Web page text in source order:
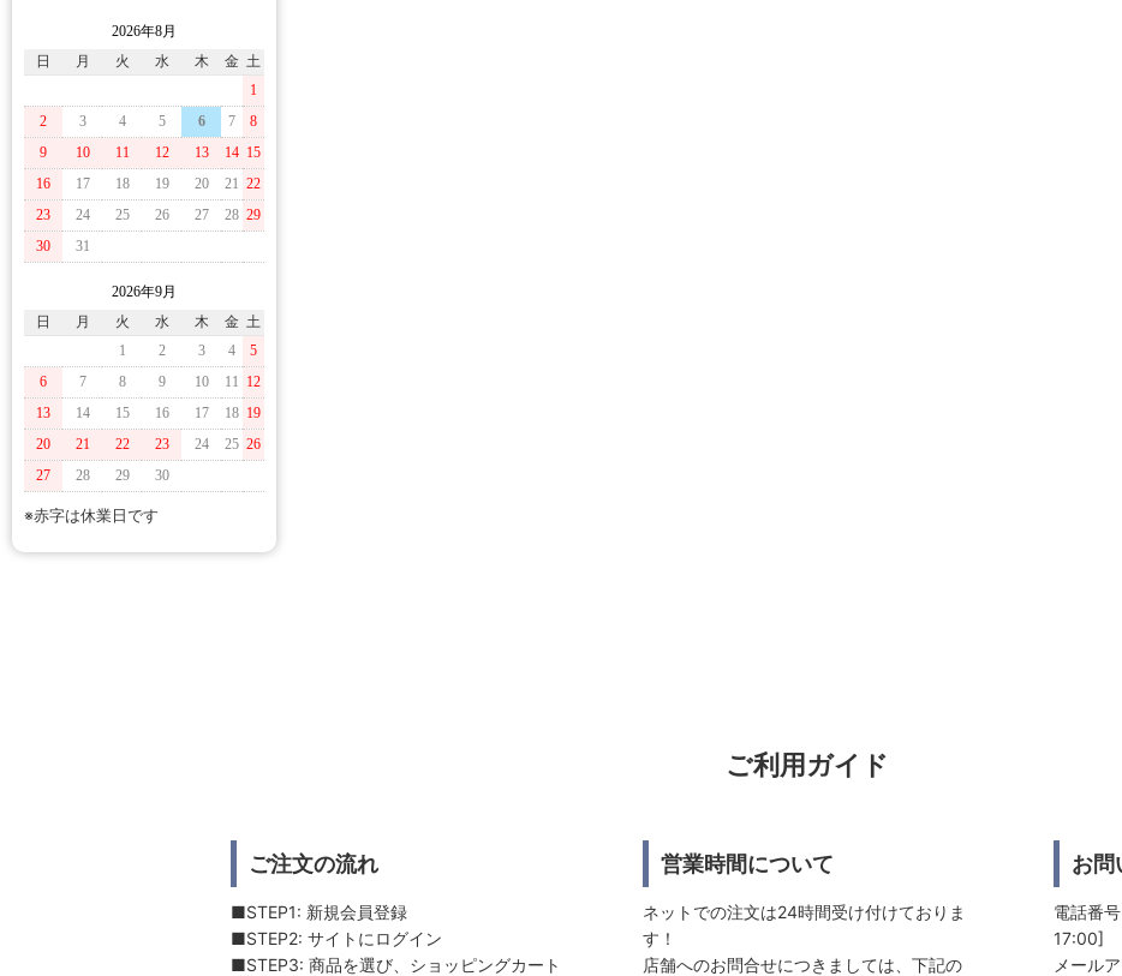
2026年8月
日
月 火 水 木 金 土
1
2
3 4 5 6 7
8
9
10 11 12 13 14 15
16
17 18 19 20 21 22
23
24 25 26 27 28 29
30
31
2026年9月
日
月 火 水 木 金 土
1
2 3 4
5
6
7 8 9 10 11 12
13
14 15 16 17 18 19
20
21 22 23 24 25 26
27
28 29 30
※赤字は休業日です
ご利用ガイド
ご注文の流れ
■STEP1: 新規会員登録
■STEP2: サイトにログイン
■STEP3: 商品を選び、ショッピングカート
営業時間について
ネットでの注文は24時間受け付けておりま
す！
店舗へのお問合せにつきましては、下記の
お問
電話番
17:00]
メール